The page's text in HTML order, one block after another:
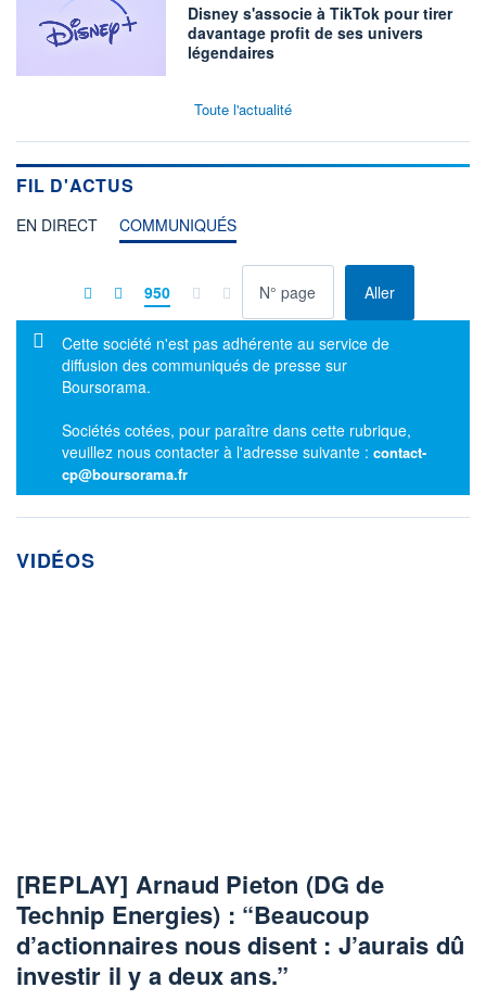
Disney s'associe à TikTok pour tirer
davantage profit de ses univers
légendaires
Toute l'actualité
FIL D'ACTUS
EN DIRECT COMMUNIQUÉS
950 Allerà la page
Message d'information
Cette société n'est pas adhérente au service de
diffusion des communiqués de presse sur
Boursorama.
Sociétés cotées, pour paraître dans cette rubrique,
veuillez nous contacter à l'adresse suivante : contact-
cp@boursorama.fr
VIDÉOS
[REPLAY] Arnaud Pieton (DG de
Technip Energies) : “Beaucoup
d’actionnaires nous disent : J’aurais dû
investir il y a deux ans.”